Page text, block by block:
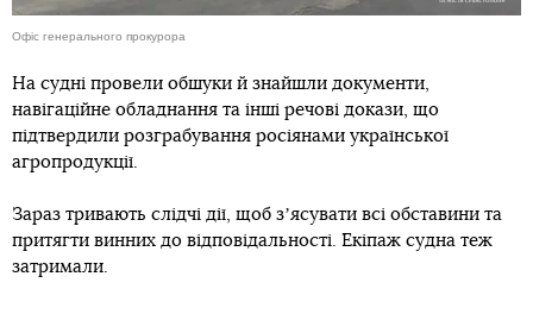
Офіс генерального прокурора
На судні провели обшуки й знайшли документи,
навігаційне обладнання та інші речові докази, що
підтвердили розграбування росіянами української
агропродукції.
Зараз тривають слідчі дії, щоб зʼясувати всі обставини та
притягти винних до відповідальності. Екіпаж судна теж
затримали.